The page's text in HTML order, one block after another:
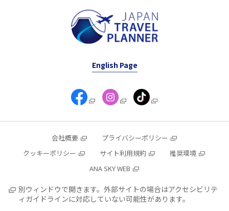
English Page
会社概要
プライバシーポリシー
クッキーポリシー
サイト利用規約
推奨環境
ANA SKY WEB
別ウィンドウで開きます。外部サイトの場合はアクセシビリテ
ィガイドラインに対応していない可能性があります。